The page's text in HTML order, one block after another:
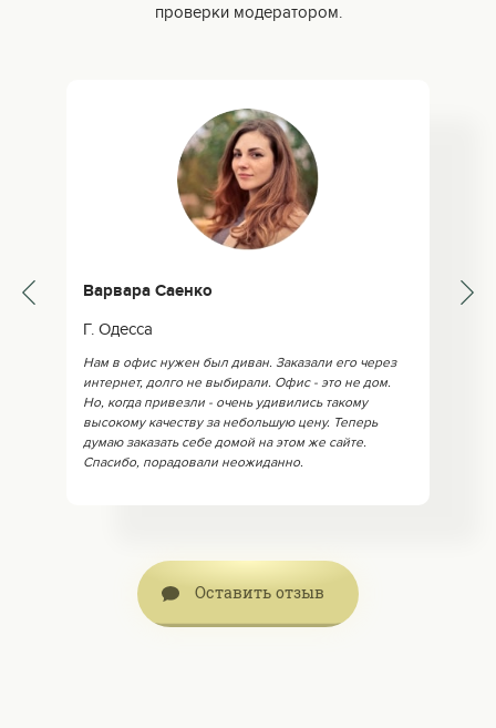
проверки модератором.
Варвара Саенко
Г. Одесса
Нам в офис нужен был диван. Заказали его через
интернет, долго не выбирали. Офис - это не дом.
Но, когда привезли - очень удивились такому
высокому качеству за небольшую цену. Теперь
думаю заказать себе домой на этом же сайте.
Спасибо, порадовали неожиданно.
Оставить отзыв